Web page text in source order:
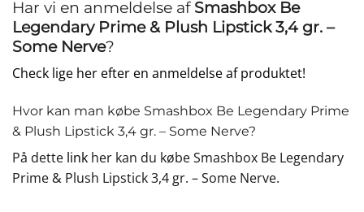
Har vi en anmeldelse af Smashbox Be
Legendary Prime & Plush Lipstick 3,4 gr. –
Some Nerve?
Check lige her efter en anmeldelse af produktet!
Hvor kan man købe Smashbox Be Legendary Prime
& Plush Lipstick 3,4 gr. – Some Nerve?
På dette link her kan du købe Smashbox Be Legendary
Prime & Plush Lipstick 3,4 gr. – Some Nerve.